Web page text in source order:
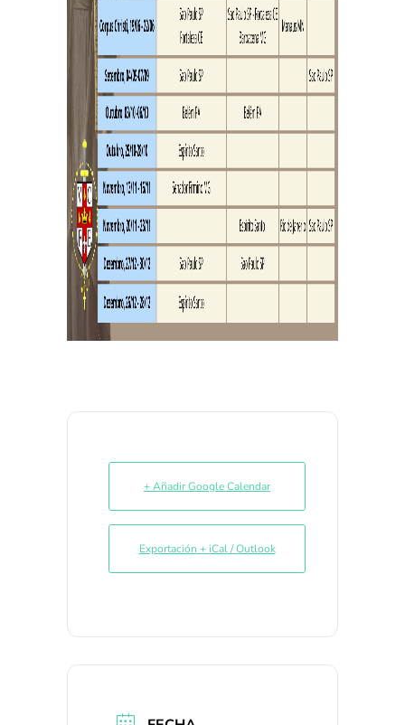
+ Añadir Google Calendar
Exportación + iCal / Outlook